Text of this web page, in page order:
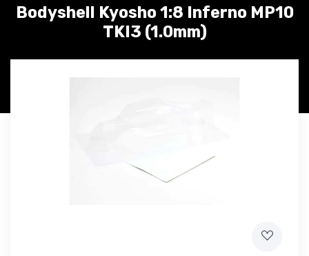
Bodyshell Kyosho 1:8 Inferno MP10
TKI3 (1.0mm)